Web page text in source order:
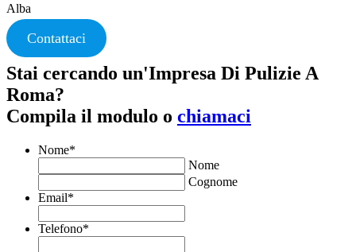
Alba
Contattaci
Stai cercando un'Impresa Di Pulizie A
Roma?
Compila il modulo o chiamaci
Nome*
Nome
Cognome
Email*
Telefono*